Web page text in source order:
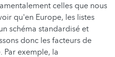
celles que nous
qu'en Europe, les listes
schéma standardisé et
donc les facteurs de
Par exemple, la